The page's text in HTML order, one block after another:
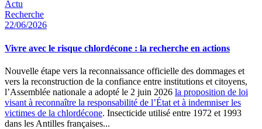
Actu
Recherche
22/06/2026
Vivre avec le risque chlordécone : la recherche en actions
Nouvelle étape vers la reconnaissance officielle des dommages et
vers la reconstruction de la confiance entre institutions et citoyens,
l’Assemblée nationale a adopté le 2 juin 2026 la proposition de loi
visant à reconnaître la responsabilité de l’État et à indemniser les
victimes de la chlordécone. Insecticide utilisé entre 1972 et 1993
dans les Antilles françaises...